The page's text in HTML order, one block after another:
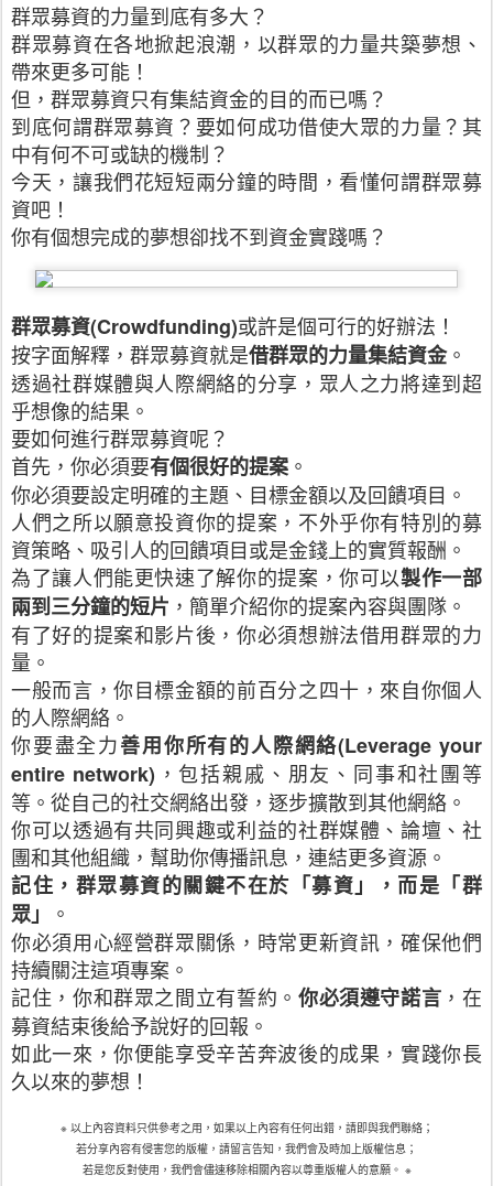
群眾募資的力量到底有多大？
群眾募資在各地掀起浪潮，以群眾的力量共築夢想、
帶來更多可能！
但，群眾募資只有集結資金的目的而已嗎？
到底何謂群眾募資？要如何成功借使大眾的力量？其
中有何不可或缺的機制？
今天，讓我們花短短兩分鐘的時間，看懂何謂群眾募
資吧！
你有個想完成的夢想卻找不到資金實踐嗎？
群眾募資(Crowdfunding)或許是個可行的好辦法！
按字面解釋，群眾募資就是借群眾的力量集結資金。
透過社群媒體與人際網絡的分享，眾人之力將達到超
乎想像的結果。
要如何進行群眾募資呢？
首先，你必須要有個很好的提案 。
你必須要設定明確的主題、目標金額以及回饋項目。
人們之所以願意投資你的提案，不外乎你有特別的募
資策略、吸引人的回饋項目或是金錢上的實質報酬。
為了讓人們能更快速了解你的提案，你可以製作一部
兩到三分鐘的短片 ，簡單介紹你的提案內容與團隊。
有了好的提案和影片後，你必須想辦法借用群眾的力
量。
一般而言，你目標金額的前百分之四十，來自你個人
的人際網絡。
你要盡全力善用你所有的人際網絡(Leverage your
entire network) ，包括親戚、朋友、同事和社團等
等。從自己的社交網絡出發，逐步擴散到其他網絡。
你可以透過有共同興趣或利益的社群媒體、論壇、社
團和其他組織，幫助你傳播訊息，連結更多資源。
記住，群眾募資的關鍵不在於「募資」，而是「群
眾」
。
你必須用心經營群眾關係，時常更新資訊，確保他們
持續關注這項專案。
記住，你和群眾之間立有誓約。 你必須遵守諾言 ，在
募資結束後給予說好的回報。
如此一來，你便能享受辛苦奔波後的成果，實踐你長
久以來的夢想！
※ 以上內容資料只供參考之用，如果以上內容有任何出錯，請即與我們聯絡；
若分享內容有侵害您的版權，請留言告知，我們會及時加上版權信息；
若是您反對使用，我們會儘速移除相關內容以尊重版權人的意願。 ※